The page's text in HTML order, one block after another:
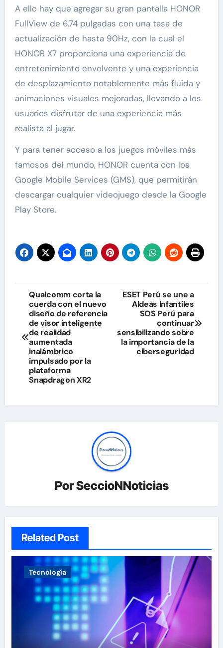
A ello hay que agregar su gran pantalla HONOR
FullView de 6.74 pulgadas con una tasa de
actualización de hasta 90Hz, con la cual el
HONOR X7 proporciona una experiencia de
entretenimiento envolvente y una experiencia
de desplazamiento notablemente más fluida y
animaciones visuales mejoradas, llevando a los
usuarios disfrutar de una experiencia más
realista al jugar.
Y para tener acceso a los juegos móviles más
famosos del mundo, HONOR cuenta con los
Google Mobile Services (GMS), que permitirán
descargar cualquier videojuego desde la Google
Play Store.
Navegación
de
entradas
Qualcomm corta la
cuerda con el nuevo
diseño de referencia
de visor inteligente
de realidad
aumentada
inalámbrico
impulsado por la
plataforma
Snapdragon XR2
ESET Perú se une a
Aldeas Infantiles
SOS Perú para
continuar
sensibilizando sobre
la importancia de la
ciberseguridad
PorSeccioNNoticias
Related Post
Tecnología